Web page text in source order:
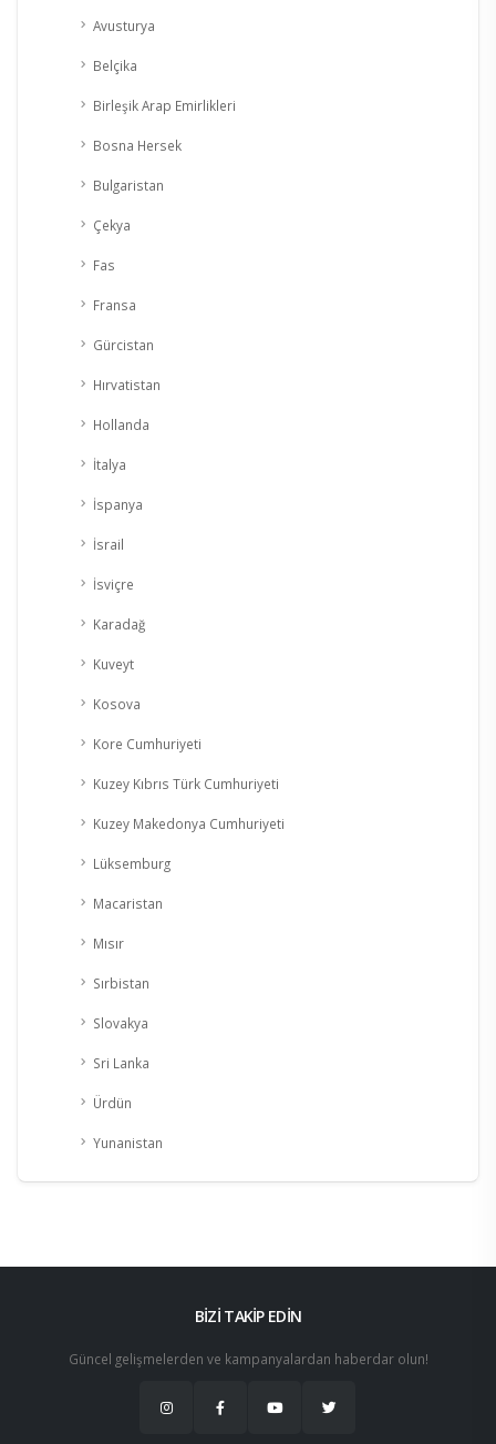
Avusturya
Belçika
Birleşik Arap Emirlikleri
Bosna Hersek
Bulgaristan
Çekya
Fas
Fransa
Gürcistan
Hırvatistan
Hollanda
İtalya
İspanya
İsrail
İsviçre
Karadağ
Kuveyt
Kosova
Kore Cumhuriyeti
Kuzey Kıbrıs Türk Cumhuriyeti
Kuzey Makedonya Cumhuriyeti
Lüksemburg
Macaristan
Mısır
Sırbistan
Slovakya
Sri Lanka
Ürdün
Yunanistan
BİZİ TAKİP EDİN
Güncel gelişmelerden ve kampanyalardan haberdar olun!